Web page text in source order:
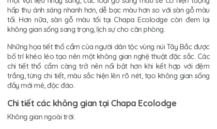
hấp thụ ánh sáng nhanh hơn, dễ bạc màu hơn so với sàn gỗ màu
tối. Hơn nữa, sàn gỗ màu tối tại Chapa Ecolodge còn đem lại
không gian sống sang trọng, lịch sự cho căn phòng.
Những họa tiết thổ cẩm của người dân tộc vùng núi Tây Bắc được
bố trí khéo léo tạo nên một không gian nghệ thuật đặc sắc. Các
chi tiết thổ cẩm càng trở nên nổi bật hơn khi kết hợp với đệm
trắng, từng chi tiết, màu sắc hiện lên rõ nét, tạo không gian sống
đầy mới mẻ, độc đáo.
Chi tiết các không gian tại Chapa Ecolodge
Không gian ngoài trời: